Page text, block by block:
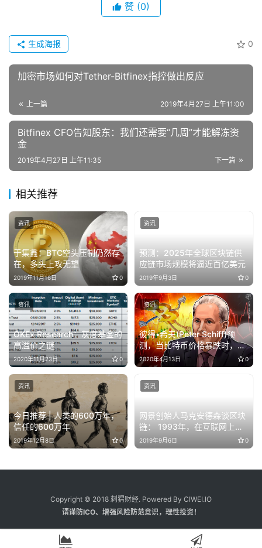
赞 (0)
0
生成海报
加密市场如何对Tether-Bitfinex指控做出反应
上一篇 2019年4月27日 上午11:00
Bitfinex CFO告知股东：我们还需要“几周”才能解冻资
金
下一篇
2019年4月27日 上午11:35
相关推荐
于集鑫：BTC空头压制仍然存
在，多头上攻无望
2019年11月16日 0
资讯
预测：2025年全球区块链供
应链市场规模将逼近百亿美元
2019年9月3日 0
资讯
OKEx Research：灰度基金的
高溢价之谜
2020年11月23日 0
资讯
彼得•希夫(Peter Schiff)预
测，当比特币价格暴跌时，黄
金将会飙升
2020年4月13日 0
资讯
今日推荐 | 人类的600万年，
信任的600万年
2019年12月8日 0
资讯
网景创始人马克安德森谈区块
链： 1993年，在互联网上卖
东西是违法的
2019年9月6日 0
资讯
Copyright © 2018 刺猬财经. Powered By CIWEI.IO
请谨防ICO、增强风险防范意识，理性投资！